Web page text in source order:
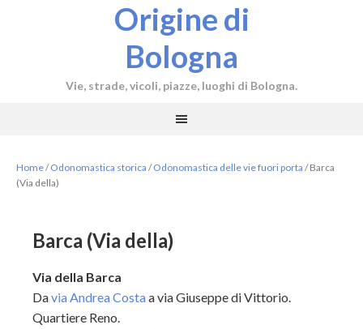
Origine di
Bologna
Vie, strade, vicoli, piazze, luoghi di Bologna.
Home/ Odonomastica storica / Odonomastica delle vie fuori porta /Barca
(Via della)
Barca (Via della)
Via della Barca
Davia Andrea Costaa via Giuseppe di Vittorio.
Quartiere Reno.